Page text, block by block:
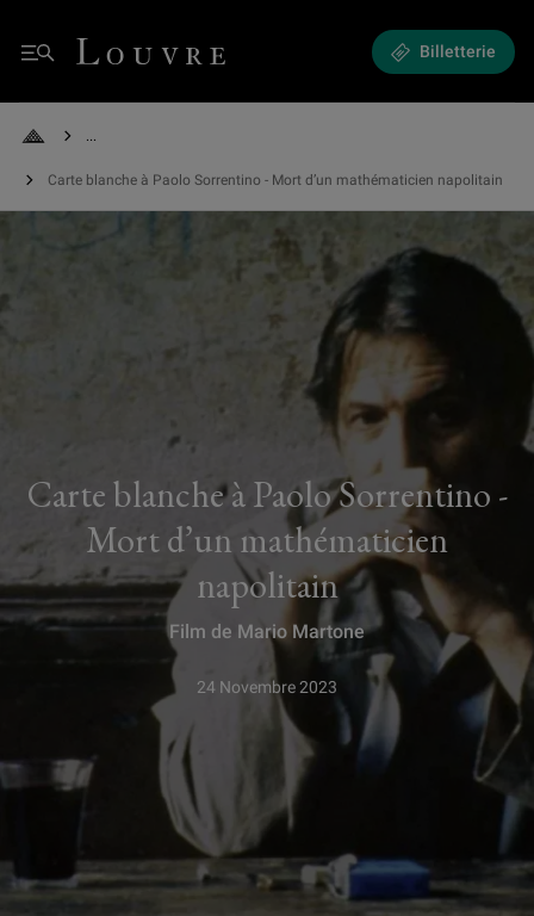
Menu
Louvre - Retour à l'accueil Billetterie
Retour à l'accueil
Carte blanche à Paolo Sorrentino - Mort d’un mathématicien napolitain
Carte blanche à Paolo Sorrentino -
Mort d’un mathématicien
napolitain
Film de Mario Martone
24 Novembre 2023